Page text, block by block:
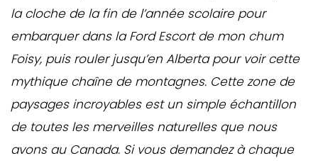
la cloche de la fin de l’année scolaire pour
embarquer dans la Ford Escort de mon chum
Foisy, puis rouler jusqu’en Alberta pour voir cette
mythique chaîne de montagnes. Cette zone de
paysages incroyables est un simple échantillon
de toutes les merveilles naturelles que nous
avons au Canada. Si vous demandez à chaque